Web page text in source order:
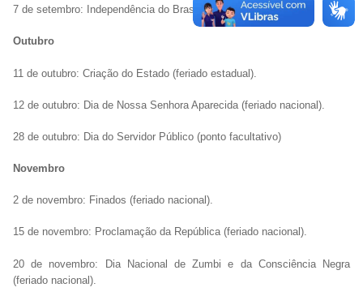
7 de setembro: Independência do Brasil (feriado nacional).
Outubro
11 de outubro: Criação do Estado (feriado estadual).
12 de outubro: Dia de Nossa Senhora Aparecida (feriado nacional).
28 de outubro: Dia do Servidor Público (ponto facultativo)
Novembro
2 de novembro: Finados (feriado nacional).
15 de novembro: Proclamação da República (feriado nacional).
20 de novembro: Dia Nacional de Zumbi e da Consciência Negra
(feriado nacional).